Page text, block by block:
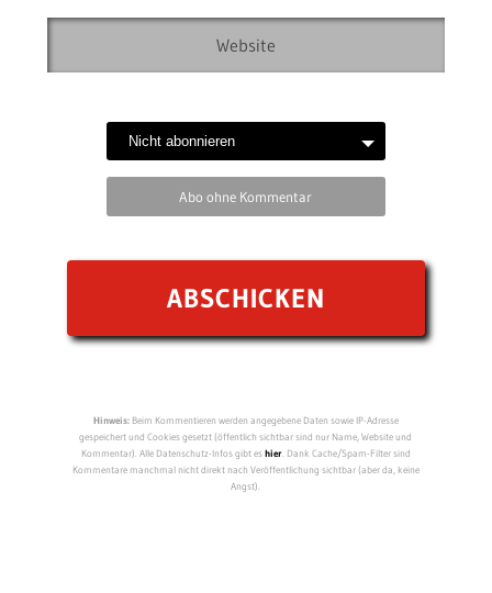
Abo ohne Kommentar
Hinweis:Beim Kommentieren werden angegebene Daten sowie IP-Adresse
gespeichert und Cookies gesetzt (öffentlich sichtbar sind nur Name, Website und
Kommentar). Alle Datenschutz-Infos gibt eshier. Dank Cache/Spam-Filter sind
Kommentare manchmal nicht direkt nach Veröffentlichung sichtbar (aber da, keine
Angst).